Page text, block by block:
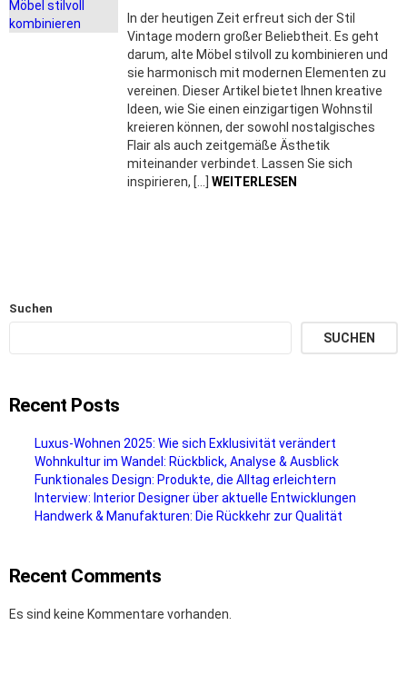
In der heutigen Zeit erfreut sich der Stil
Vintage modern großer Beliebtheit. Es geht
darum, alte Möbel stilvoll zu kombinieren und
sie harmonisch mit modernen Elementen zu
vereinen. Dieser Artikel bietet Ihnen kreative
Ideen, wie Sie einen einzigartigen Wohnstil
kreieren können, der sowohl nostalgisches
Flair als auch zeitgemäße Ästhetik
miteinander verbindet. Lassen Sie sich
inspirieren, […] WEITERLESEN
Suchen
SUCHEN
Recent Posts
Luxus-Wohnen 2025: Wie sich Exklusivität verändert
Wohnkultur im Wandel: Rückblick, Analyse & Ausblick
Funktionales Design: Produkte, die Alltag erleichtern
Interview: Interior Designer über aktuelle Entwicklungen
Handwerk & Manufakturen: Die Rückkehr zur Qualität
Recent Comments
Es sind keine Kommentare vorhanden.